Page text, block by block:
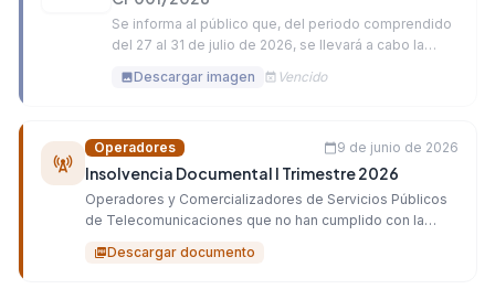
Se informa al público que, del periodo comprendido
del 27 al 31 de julio de 2026, se llevará a cabo la
Público Nacional CNT-CP001/2026.
imageDescargar imagen event_busy Vencido
cell_tower
Operadores calendar_today9 de junio de 2026
Insolvencia Documental I Trimestre 2026
Operadores y Comercializadores de Servicios Públicos
de Telecomunicaciones que no han cumplido con la
correspondientes al PrimerTrimestre del año 2026.
picture_as_pdfDescargar documento